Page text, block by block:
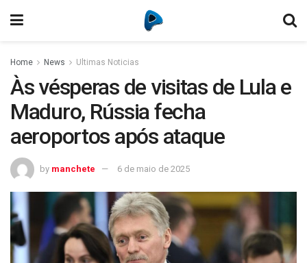
Home News Ultimas Noticias
Às vésperas de visitas de Lula e
Maduro, Rússia fecha
aeroportos após ataque
by manchete 6 de maio de 2025